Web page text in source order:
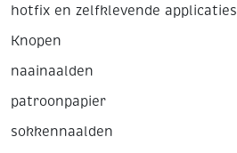
hotfix en zelfklevende applicaties
Knopen
naainaalden
patroonpapier
sokkennaalden